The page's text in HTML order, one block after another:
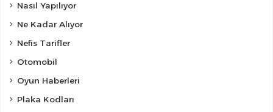
Nasıl Yapılıyor
Ne Kadar Alıyor
Nefis Tarifler
Otomobil
Oyun Haberleri
Plaka Kodları